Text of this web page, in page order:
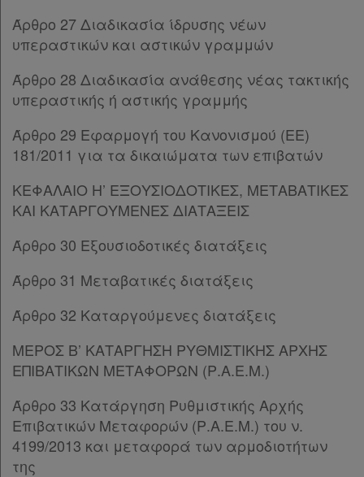
Απόκτηση
Συνδρομής
Ατομική
συνδρομή
Ομαδικά
Παροχές
σε
συνδρομητές
Ενεργοί
συνδρομητές
Παρ.1
Παρ.2
Παρ.4
ΚΕΦΑΛΑΙΟ Ζ’ [-]
Άρθρο 27
[-]
Παρ.1
Παρ.2
Άρθρο 28 [-]
Παρ.1
Άρθρο 29
Άρθρο 30 [-]
Παρ.1
Παρ.2
Παρ.3
Παρ.4
Παρ.6
Παρ.7
Παρ.7α
Άρθρο 27 Διαδικασία ίδρυσης νέων
υπεραστικών και αστικών γραμμών
Άρθρο 28 Διαδικασία ανάθεσης νέας τακτικής
υπεραστικής ή αστικής γραμμής
Άρθρο 29 Εφαρμογή του Κανονισμού (ΕΕ)
181/2011 για τα δικαιώματα των επιβατών
ΚΕΦΑΛΑΙΟ Η’ ΕΞΟΥΣΙΟΔΟΤΙΚΕΣ, ΜΕΤΑΒΑΤΙΚΕΣ
ΚΑΙ ΚΑΤΑΡΓΟΥΜΕΝΕΣ ΔΙΑΤΑΞΕΙΣ
Άρθρο 30 Εξουσιοδοτικές διατάξεις
Άρθρο 31 Μεταβατικές διατάξεις
Άρθρο 32 Καταργούμενες διατάξεις
ΜΕΡΟΣ Β’ ΚΑΤΑΡΓΗΣΗ ΡΥΘΜΙΣΤΙΚΗΣ ΑΡΧΗΣ
ΕΠΙΒΑΤΙΚΩΝ ΜΕΤΑΦΟΡΩΝ (Ρ.Α.Ε.Μ.)
Άρθρο 33 Κατάργηση Ρυθμιστικής Αρχής
Επιβατικών Μεταφορών (Ρ.Α.Ε.Μ.) του ν.
4199/2013 και μεταφορά των αρμοδιοτήτων
της